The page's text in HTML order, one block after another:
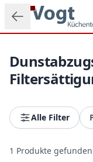
Zum Hauptinhalt
Alle Filter
1 Produkte gefunden